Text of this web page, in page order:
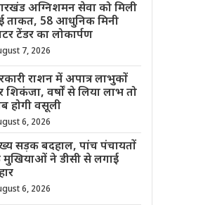
अग्निशमन सेवा को मिली
ताकत, 58 आधुनिक मिनी
टेंडर का लोकार्पण
7, 2026
राशन में अपात्र लाभुकों
शिकंजा, वर्षों से लिया लाभ तो
होगी वसूली
6, 2026
सड़क बदहाल, पांच पंचायतों
ने डीसी से लगाई
6, 2026